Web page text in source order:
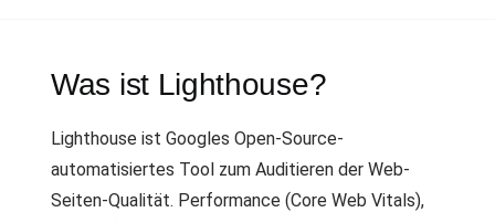
Was ist Lighthouse?
Lighthouse ist Googles Open-Source-
automatisiertes Tool zum Auditieren der Web-
Seiten-Qualität. Performance (Core Web Vitals),